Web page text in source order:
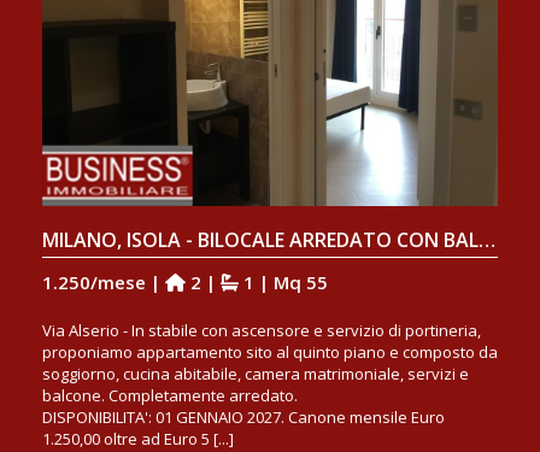
MILANO, ISOLA - BILOCALE ARREDATO CON BALCONE
1.250/mese | 2 | 1 | Mq 55
Via Alserio - In stabile con ascensore e servizio di portineria,
proponiamo appartamento sito al quinto piano e composto da
soggiorno, cucina abitabile, camera matrimoniale, servizi e
balcone. Completamente arredato.
DISPONIBILITA': 01 GENNAIO 2027. Canone mensile Euro
1.250,00 oltre ad Euro 5 [...]